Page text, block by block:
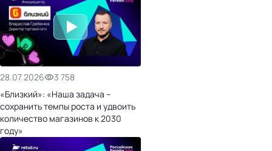
28.07.2026
3 758
«Близкий»: «Наша задача –
сохранить темпы роста и удвоить
количество магазинов к 2030
году»